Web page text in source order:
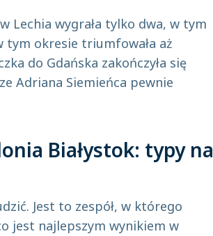
Lechia wygrała tylko dwa, w tym
tym okresie triumfowała aż
do Gdańska zakończyła się
Adriana Siemieńca pewnie
Białystok: typy na
Jest to zespół, w którego
jest najlepszym wynikiem w